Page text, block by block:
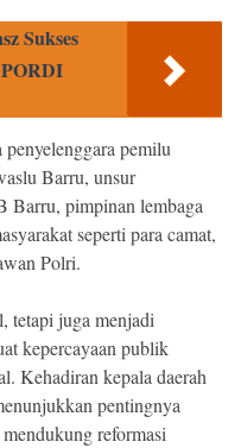
Sukses
pemilu
Barru, unsur
Barru, pimpinan lembaga
seperti para camat,
Polri.
tetapi juga menjadi
kepercayaan publik
Kehadiran kepala daerah
pentingnya
reformasi